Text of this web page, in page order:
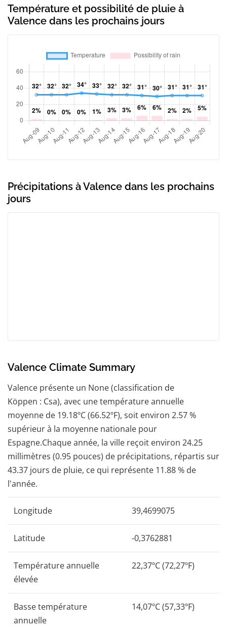
Température et possibilité de pluie à
Valence dans les prochains jours
Précipitations à Valence dans les prochains
jours
Valence Climate Summary
Valence présente un None (classification de
Köppen : Csa), avec une température annuelle
moyenne de 19.18ºC (66.52ºF), soit environ 2.57 %
supérieur à la moyenne nationale pour
Espagne.Chaque année, la ville reçoit environ 24.25
millimètres (0.95 pouces) de précipitations, répartis sur
43.37 jours de pluie, ce qui représente 11.88 % de
l'année.
Longitude 39,4699075
Latitude -0,3762881
Température annuelle
élevée
22,37ºC (72,27ºF)
Basse température
annuelle
14,07ºC (57,33ºF)